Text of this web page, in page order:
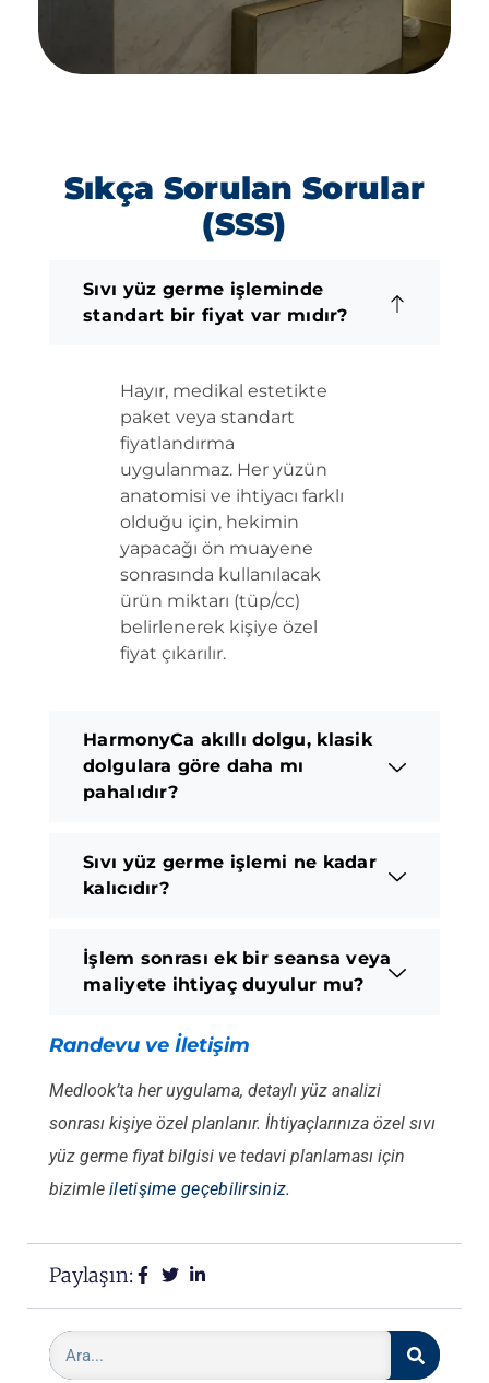
Sıkça Sorulan Sorular
(SSS)
Sıvı yüz germe işleminde
standart bir fiyat var mıdır?
Hayır, medikal estetikte
paket veya standart
fiyatlandırma
uygulanmaz. Her yüzün
anatomisi ve ihtiyacı farklı
olduğu için, hekimin
yapacağı ön muayene
sonrasında kullanılacak
ürün miktarı (tüp/cc)
belirlenerek kişiye özel
fiyat çıkarılır.
HarmonyCa akıllı dolgu, klasik
dolgulara göre daha mı
pahalıdır?
Sıvı yüz germe işlemi ne kadar
kalıcıdır?
İşlem sonrası ek bir seansa veya
maliyete ihtiyaç duyulur mu?
Randevu ve İletişim
Medlook’ta her uygulama, detaylı yüz analizi
sonrası kişiye özel planlanır. İhtiyaçlarınıza özel sıvı
yüz germe fiyat bilgisi ve tedavi planlaması için
bizimle iletişime geçebilirsiniz.
Paylaşın: